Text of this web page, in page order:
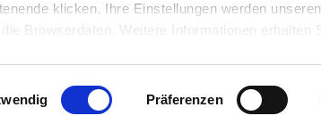
klicken. Ihre Einstellungen werden
die Browserdaten. Weitere Informationen erhalten
Präferenzen
EV-